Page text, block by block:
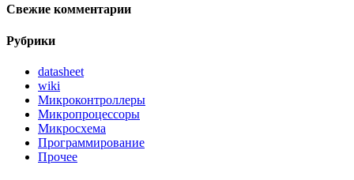
Свежие комментарии
Рубрики
datasheet
wiki
Микроконтроллеры
Микропроцессоры
Микросхема
Программирование
Прочее